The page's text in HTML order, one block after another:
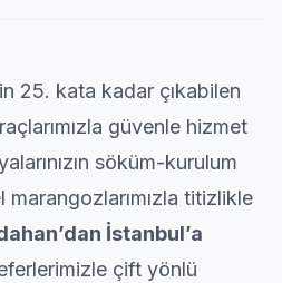
25. kata kadar çıkabilen
güvenle hizmet
söküm-kurulum
titizlikle
İstanbul’a
çift yönlü